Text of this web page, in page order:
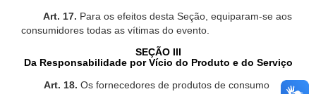
Art. 17. Para os efeitos desta Seção, equiparam-se aos
consumidores todas as vítimas do evento.
SEÇÃO III
Da Responsabilidade por Vício do Produto e do Serviço
Art. 18. Os fornecedores de produtos de consumo